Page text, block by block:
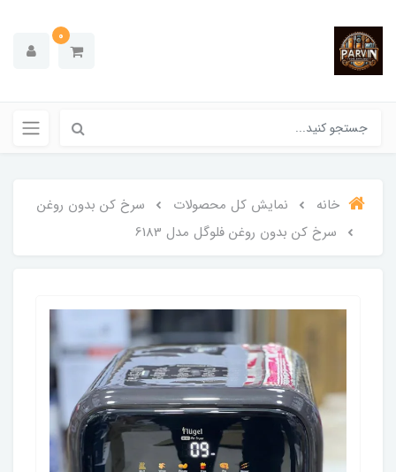
0
خانه نمایش کل محصولات
سرخ کن بدون روغن
سرخ کن بدون روغن فلوگل مدل 6183